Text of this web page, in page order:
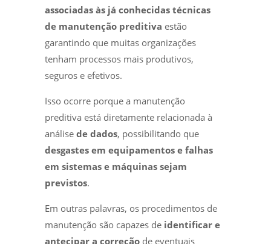
associadas às já conhecidas técnicas
de manutenção preditiva estão
garantindo que muitas organizações
tenham processos mais produtivos,
seguros e efetivos.
Isso ocorre porque a manutenção
preditiva está diretamente relacionada à
análise de dados, possibilitando que
desgastes em equipamentos e falhas
em sistemas e máquinas sejam
previstos.
Em outras palavras, os procedimentos de
manutenção são capazes de identificar e
antecipar a correção de eventuais